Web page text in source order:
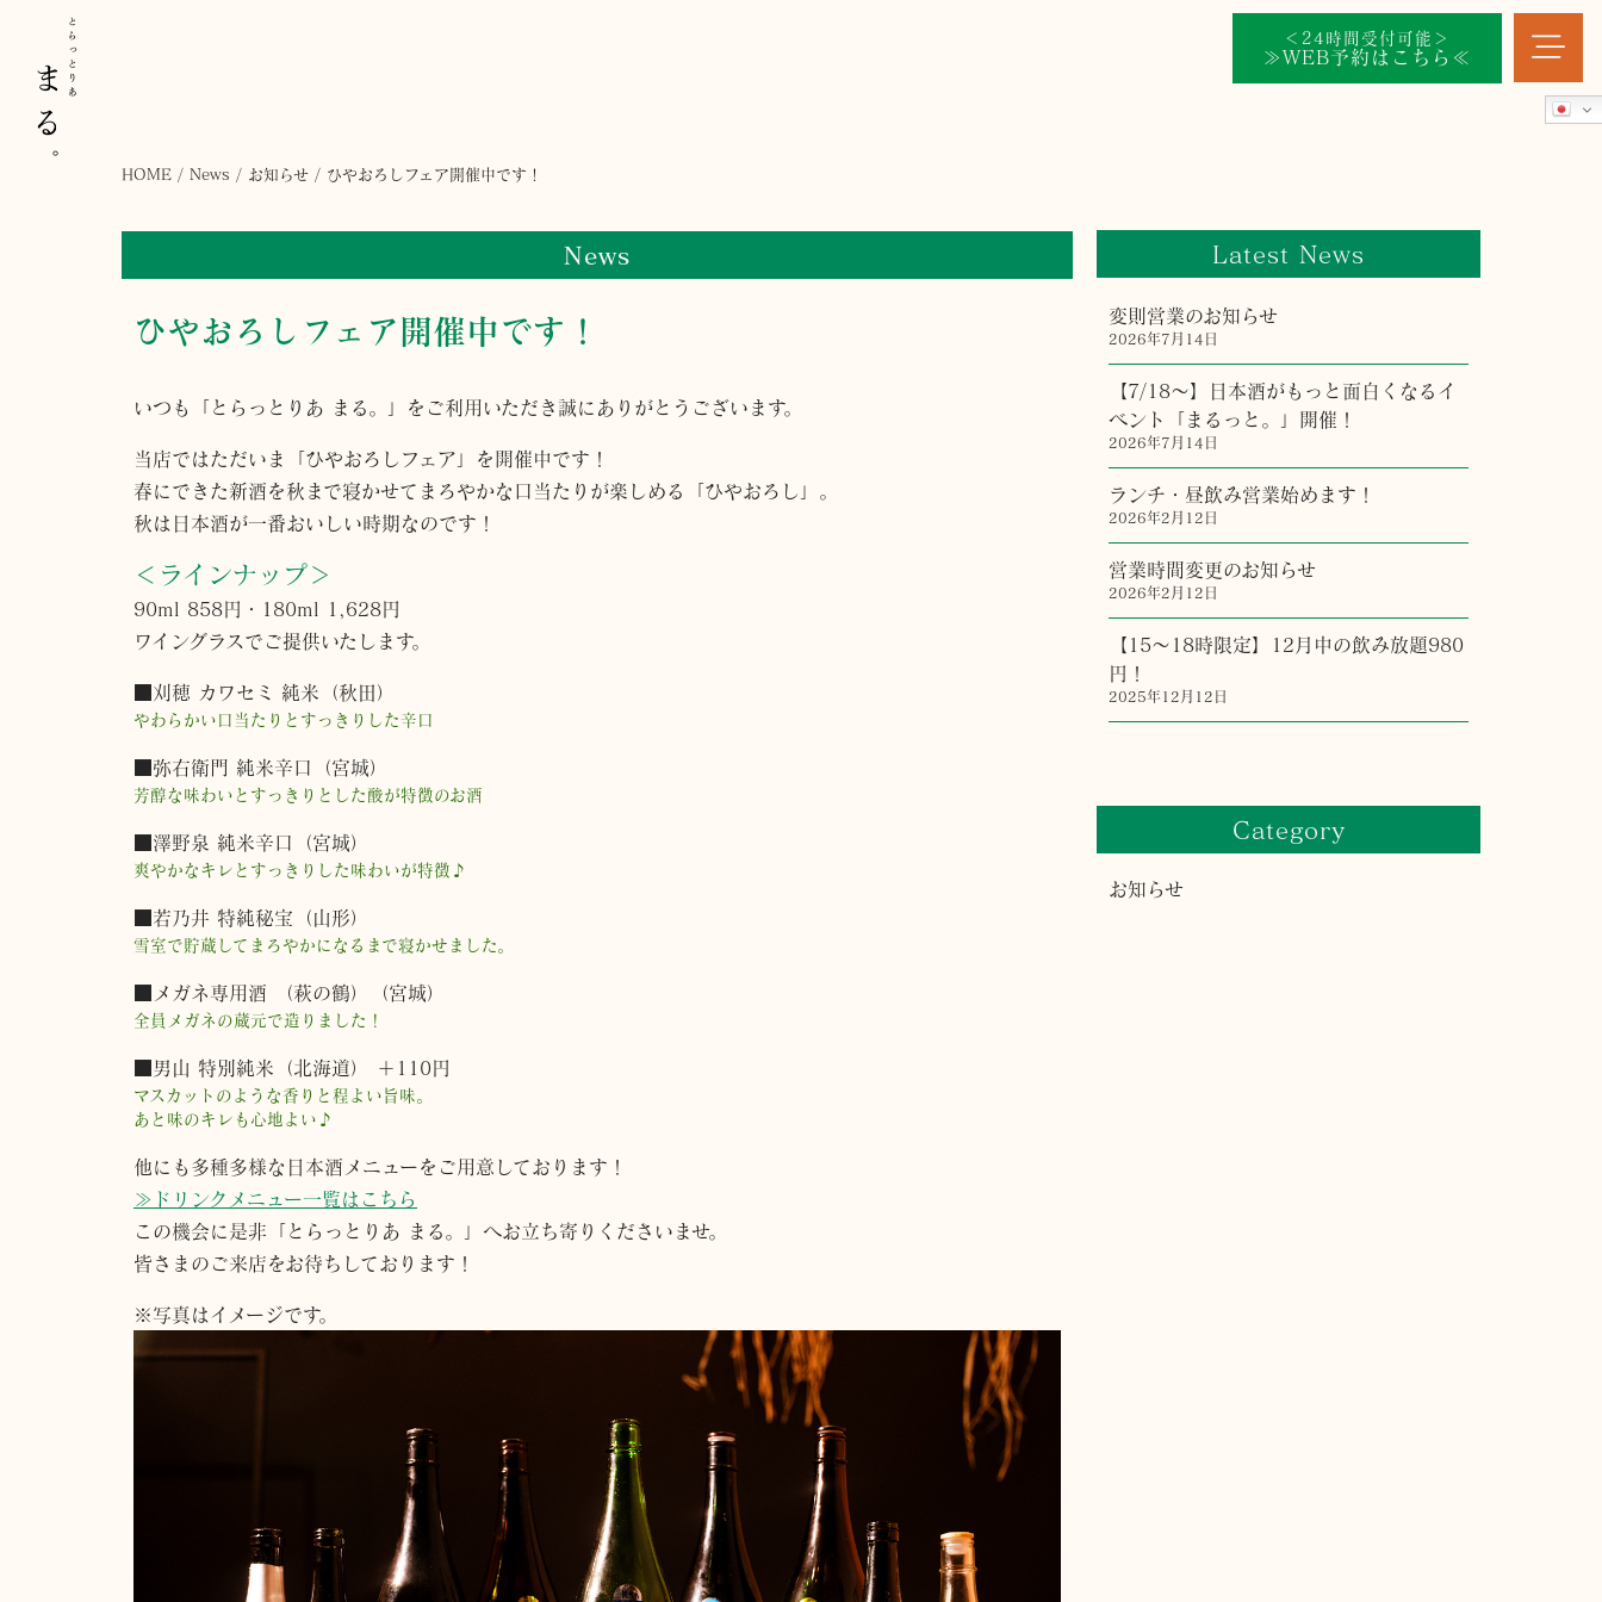
＜24時間受付可能＞
≫WEB予約はこちら≪
HOME / News / お知らせ / ひやおろしフェア開催中です！
News
ひやおろしフェア開催中です！
いつも「とらっとりあ まる。」をご利用いただき誠にありがとうございます。
当店ではただいま「ひやおろしフェア」を開催中です！
春にできた新酒を秋まで寝かせてまろやかな口当たりが楽しめる「ひやおろし」。
秋は日本酒が一番おいしい時期なのです！
＜ラインナップ＞
90ml 858円・180ml 1,628円
ワイングラスでご提供いたします。
■刈穂 カワセミ 純米（秋田）
やわらかい口当たりとすっきりした辛口
■弥右衛門 純米辛口（宮城）
芳醇な味わいとすっきりとした酸が特徴のお酒
■澤野泉 純米辛口（宮城）
爽やかなキレとすっきりした味わいが特徴♪
■若乃井 特純秘宝（山形）
雪室で貯蔵してまろやかになるまで寝かせました。
■メガネ専用酒 （萩の鶴）（宮城）
全員メガネの蔵元で造りました！
■男山 特別純米（北海道） ＋110円
マスカットのような香りと程よい旨味。
あと味のキレも心地よい♪
他にも多種多様な日本酒メニューをご用意しております！
≫ドリンクメニュー一覧はこちら
この機会に是非「とらっとりあ まる。」へお立ち寄りくださいませ。
皆さまのご来店をお待ちしております！
※写真はイメージです。
Latest News
変則営業のお知らせ
2026年7月14日
【7/18〜】日本酒がもっと面白くなるイ
ベント「まるっと。」開催！
2026年7月14日
ランチ・昼飲み営業始めます！
2026年2月12日
営業時間変更のお知らせ
2026年2月12日
【15〜18時限定】12月中の飲み放題980
円！
2025年12月12日
Category
お知らせ